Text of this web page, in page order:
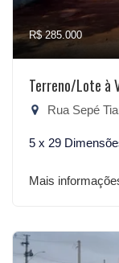
R$ 285.000
Terreno/Lote à
Rua Sepé
5 x 29
Mais